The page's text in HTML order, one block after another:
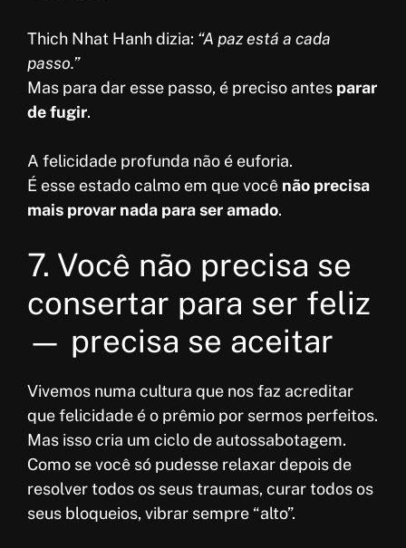
Thich Nhat Hanh dizia: “A paz está a cada
passo.”
Mas para dar esse passo, é preciso antes parar
de fugir.
A felicidade profunda não é euforia.
É esse estado calmo em que você não precisa
mais provar nada para ser amado.
7. Você não precisa se
consertar para ser feliz
— precisa se aceitar
Vivemos numa cultura que nos faz acreditar
que felicidade é o prêmio por sermos perfeitos.
Mas isso cria um ciclo de autossabotagem.
Como se você só pudesse relaxar depois de
resolver todos os seus traumas, curar todos os
seus bloqueios, vibrar sempre “alto”.